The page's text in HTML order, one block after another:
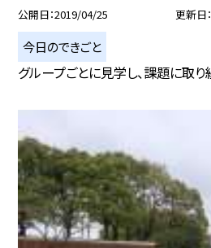
公開日 2019/04/25 更新日
今日のできごと
グループごとに見学し、課題に取り